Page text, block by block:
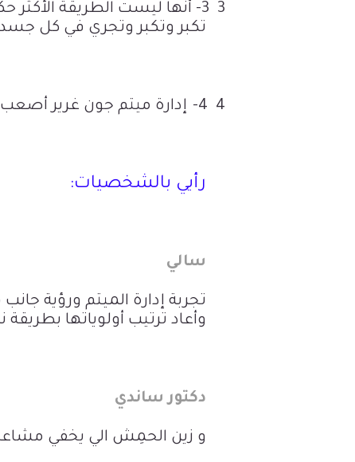
3 3-
أنها ليست الطريقة الأكثر
تكبر وتكبر وتجري في كل
4 4- إدارة ميتم جون غرير
رأيي بالشخصيات:
سالي
تجربة إدارة الميتم ورؤية
وأعاد ترتيب أولوياتها بطريقة
دكتور ساندي
و زين الحمِش الي يخفي